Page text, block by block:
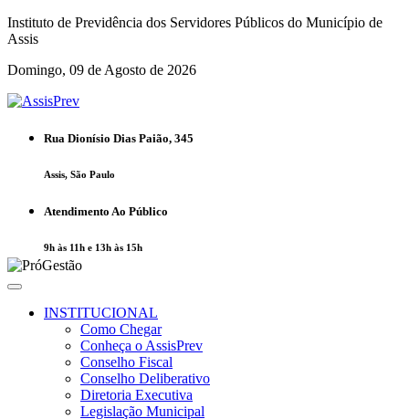
Instituto de Previdência dos Servidores Públicos do Município de
Assis
Domingo, 09 de Agosto de 2026
Rua Dionísio Dias Paião, 345
Assis, São Paulo
Atendimento Ao Público
9h às 11h e 13h às 15h
INSTITUCIONAL
Como Chegar
Conheça o AssisPrev
Conselho Fiscal
Conselho Deliberativo
Diretoria Executiva
Legislação Municipal